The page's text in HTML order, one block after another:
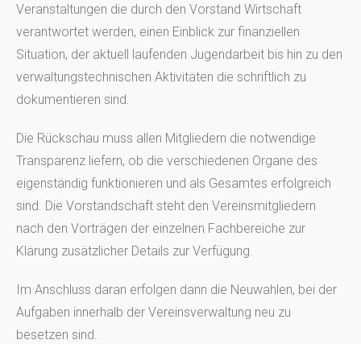
Veranstaltungen die durch den Vorstand Wirtschaft
verantwortet werden, einen Einblick zur finanziellen
Situation, der aktuell laufenden Jugendarbeit bis hin zu den
verwaltungstechnischen Aktivitäten die schriftlich zu
dokumentieren sind.
Die Rückschau muss allen Mitgliedern die notwendige
Transparenz liefern, ob die verschiedenen Organe des
eigenständig funktionieren und als Gesamtes erfolgreich
sind. Die Vorstandschaft steht den Vereinsmitgliedern
nach den Vorträgen der einzelnen Fachbereiche zur
Klärung zusätzlicher Details zur Verfügung.
Im Anschluss daran erfolgen dann die Neuwahlen, bei der
Aufgaben innerhalb der Vereinsverwaltung neu zu
besetzen sind.